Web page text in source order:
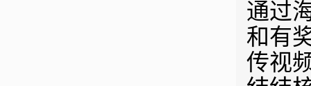
通过
和有
传视